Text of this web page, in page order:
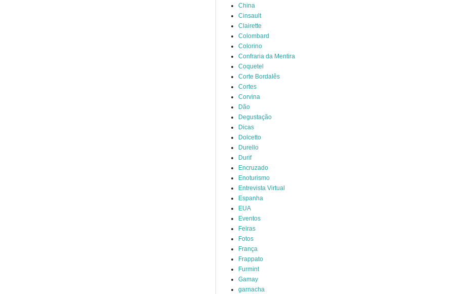
China
Cinsault
Clairette
Colombard
Colorino
Confraria da Mentira
Coquetel
Corte Bordalês
Cortes
Corvina
Dão
Degustação
Dicas
Dolcetto
Durello
Durif
Encruzado
Enoturismo
Entrevista Virtual
Espanha
EUA
Eventos
Feiras
Fotos
França
Frappato
Furmint
Gamay
garnacha